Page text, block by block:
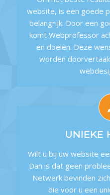
website, is een goede
belangrijk. Door een
komt Webprofessor
en doelen. Deze
worden
UNIEKE
Wilt u bij uw website
Dan is dat geen
Netwerk bevinden
die voor u een